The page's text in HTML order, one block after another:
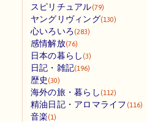
スピリチュアル(79)
ヤングリヴィング(130)
心いろいろ (283)
感情解放(76)
日本の暮らし (3)
日記・雑記(196)
歴史 (30)
海外の旅・暮らし (112)
精油日記・アロマライフ (116)
音楽(1)